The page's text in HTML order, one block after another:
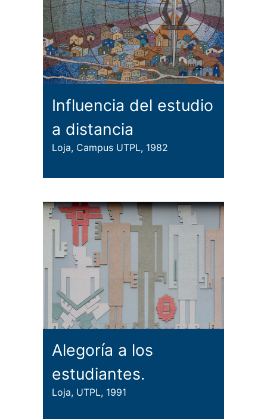
Influencia del estudio
a distancia
Loja, Campus UTPL, 1982
Alegoría a los
estudiantes.
Loja, UTPL, 1991